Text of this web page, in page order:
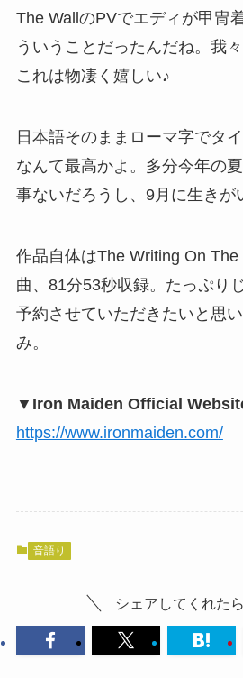
The WallのPVでエディが甲冑
ういうことだったんだね。我
これは物凄く嬉しい♪
日本語そのままローマ字でタ
なんて最高かよ。多分今年の
事ないだろうし、9月に生きが
作品自体はThe Writing On
曲、81分53秒収録。たっぷり
予約させていただきたいと思
み。
▼Iron Maiden Official
https://www.ironmaiden.com/
音語り
シェアしてくれた